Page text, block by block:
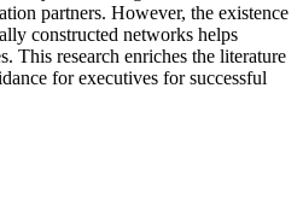
partners. However, the existence
constructed networks helps
This research enriches the literature
for executives for successful